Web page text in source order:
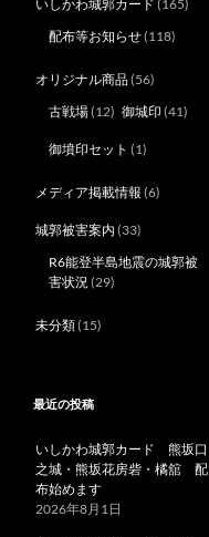
いしかわ城郭カード (165)
配布等お知らせ(118)
オリジナル商品(56)
古戦場(12) 御城印 (41)
御墳印セット (1)
メディア掲載情報 (6)
城郭被害案内 (33)
R6能登半島地震の城郭被
害状況(29)
未分類(15)
最近の投稿
いしかわ城郭カード 熊坂口
之城・熊坂花房砦・橘舘 配
布始めます
2026年8月1日